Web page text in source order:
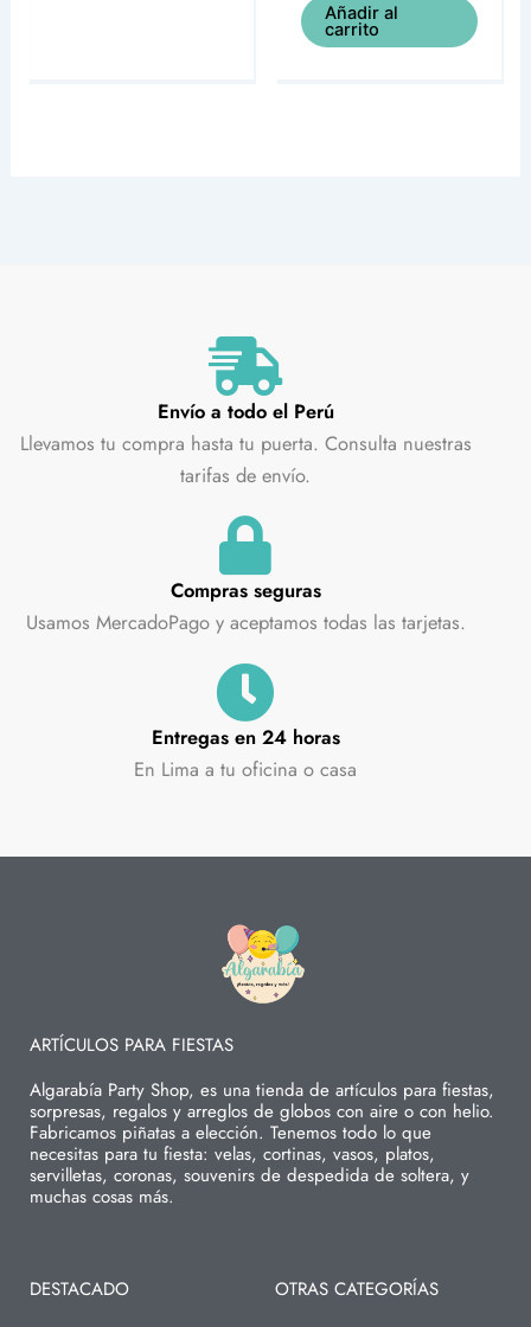
Añadir al
carrito
Envío a todo el Perú
Llevamos tu compra hasta tu puerta. Consulta nuestras
tarifas de envío.
Compras seguras
Usamos MercadoPago y aceptamos todas las tarjetas.
Entregas en 24 horas
En Lima a tu oficina o casa
ARTÍCULOS PARA FIESTAS
Algarabía Party Shop, es una tienda de artículos para fiestas,
sorpresas, regalos y arreglos de globos con aire o con helio.
Fabricamos piñatas a elección. Tenemos todo lo que
necesitas para tu fiesta: velas, cortinas, vasos, platos,
servilletas, coronas, souvenirs de despedida de soltera, y
muchas cosas más.
DESTACADO OTRAS CATEGORÍAS